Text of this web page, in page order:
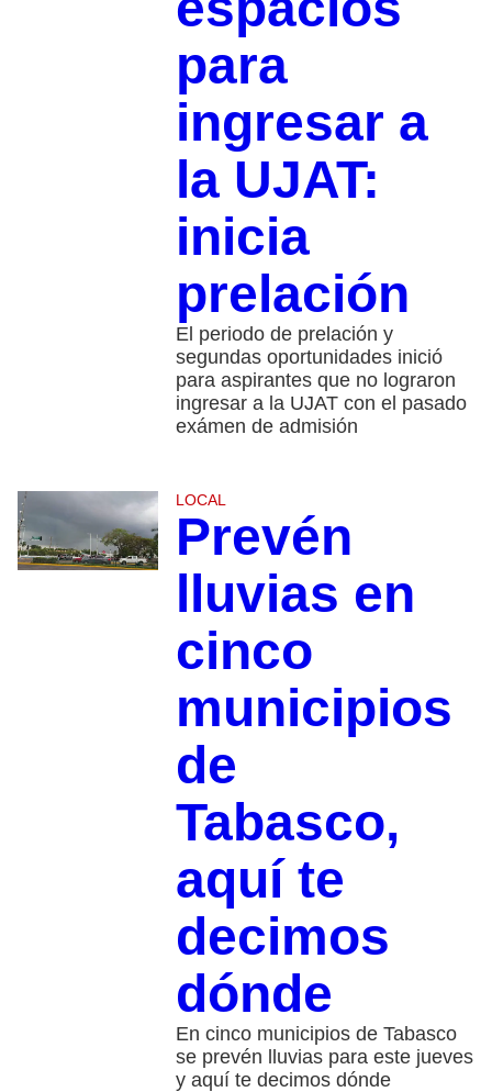
para
ingresar a
la UJAT:
inicia
prelación
El periodo de prelación y
segundas oportunidades inició
para aspirantes que no lograron
ingresar a la UJAT con el pasado
exámen de admisión
LOCAL
Prevén
lluvias en
cinco
municipios
de
Tabasco,
aquí te
decimos
dónde
En cinco municipios de Tabasco
se prevén lluvias para este jueves
y aquí te decimos dónde